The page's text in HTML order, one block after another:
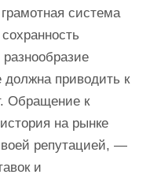
система
приводить к
Обращение к
на рынке
репутацией, —
и